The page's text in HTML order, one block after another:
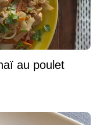
au poulet